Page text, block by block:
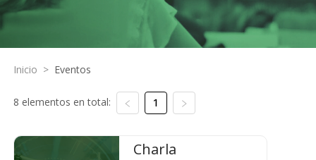
Inicio > Eventos
8 elementos en total: 1
Charla